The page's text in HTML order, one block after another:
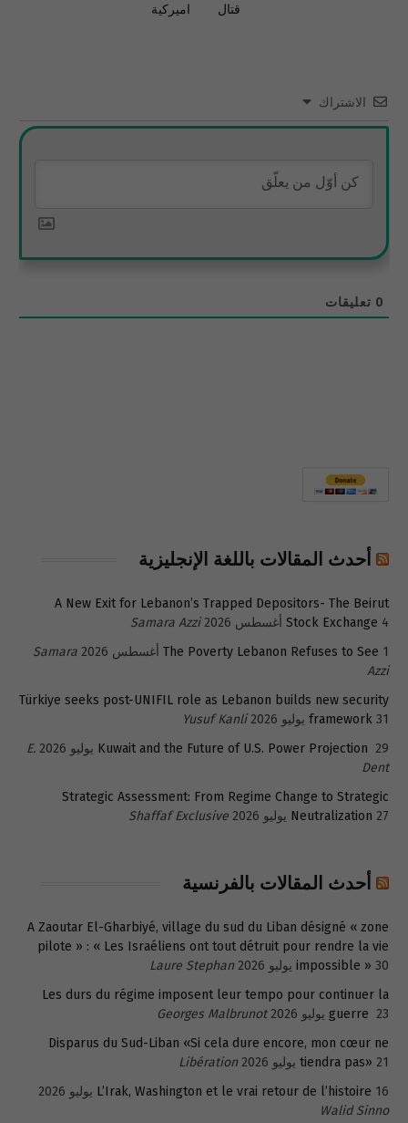
قتال
اميركية
الاشتراك
0 تعليقات
أحدث المقالات باللغة الإنجليزية
A New Exit for Lebanon’s Trapped Depositors- The Beirut
Stock Exchange 4 أغسطس 2026
Samara Azzi
The Poverty Lebanon Refuses to See 1 أغسطس 2026
Samara
Azzi
Türkiye seeks post-UNIFIL role as Lebanon builds new security
framework 31 يوليو 2026
Yusuf Kanli
Kuwait and the Future of U.S. Power Projection 29 يوليو 2026
E.
Dent
Strategic Assessment: From Regime Change to Strategic
Neutralization 27 يوليو 2026 Shaffaf Exclusive
أحدث المقالات بالفرنسية
A Zaoutar El-Gharbiyé, village du sud du Liban désigné « zone
pilote » : « Les Israéliens ont tout détruit pour rendre la vie
impossible » 30 يوليو 2026
Laure Stephan
Les durs du régime imposent leur tempo pour continuer la
guerre 23 يوليو 2026
Georges Malbrunot
Disparus du Sud-Liban «Si cela dure encore, mon cœur ne
tiendra pas» 21 يوليو 2026
Libération
L’Irak, Washington et le vrai retour de l’histoire 16 يوليو 2026
Walid Sinno